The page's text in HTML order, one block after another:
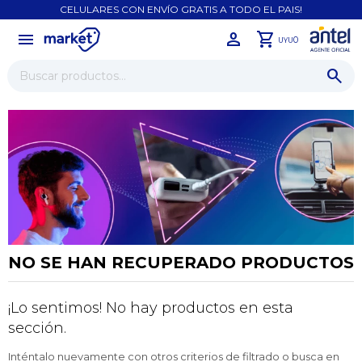
CELULARES CON ENVÍO GRATIS A TODO EL PAIS!
menu UYU0
NO SE HAN RECUPERADO PRODUCTOS
¡Lo sentimos! No hay productos en esta
sección.
Inténtalo nuevamente con otros criterios de filtrado o busca en
¡Sumate a la forma más ágil de
Comprá en 3 cuotas sin recargo o hasta en
close